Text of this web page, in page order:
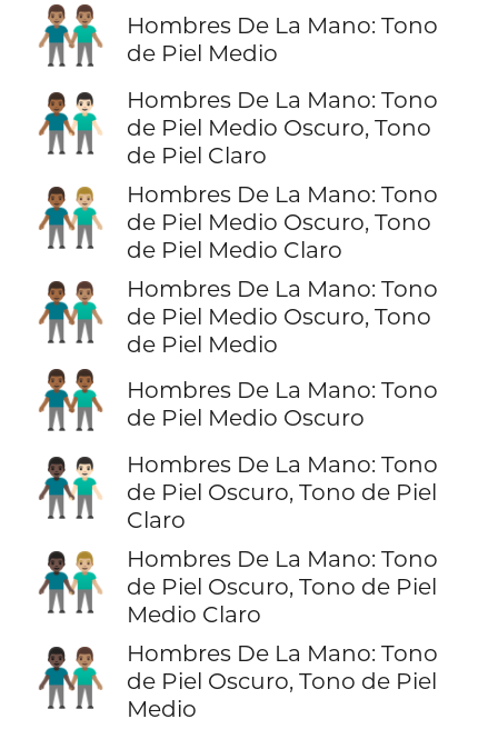
👬🏽
Hombres De La Mano: Tono
de Piel Medio
👨🏾‍🤝‍👨🏻
Hombres De La Mano: Tono
de Piel Medio Oscuro, Tono
de Piel Claro
👨🏾‍🤝‍👨🏼
Hombres De La Mano: Tono
de Piel Medio Oscuro, Tono
de Piel Medio Claro
👨🏾‍🤝‍👨🏽
Hombres De La Mano: Tono
de Piel Medio Oscuro, Tono
de Piel Medio
👬🏾
Hombres De La Mano: Tono
de Piel Medio Oscuro
👨🏿‍🤝‍👨🏻
Hombres De La Mano: Tono
de Piel Oscuro, Tono de Piel
Claro
👨🏿‍🤝‍👨🏼
Hombres De La Mano: Tono
de Piel Oscuro, Tono de Piel
Medio Claro
👨🏿‍🤝‍👨🏽
Hombres De La Mano: Tono
de Piel Oscuro, Tono de Piel
Medio